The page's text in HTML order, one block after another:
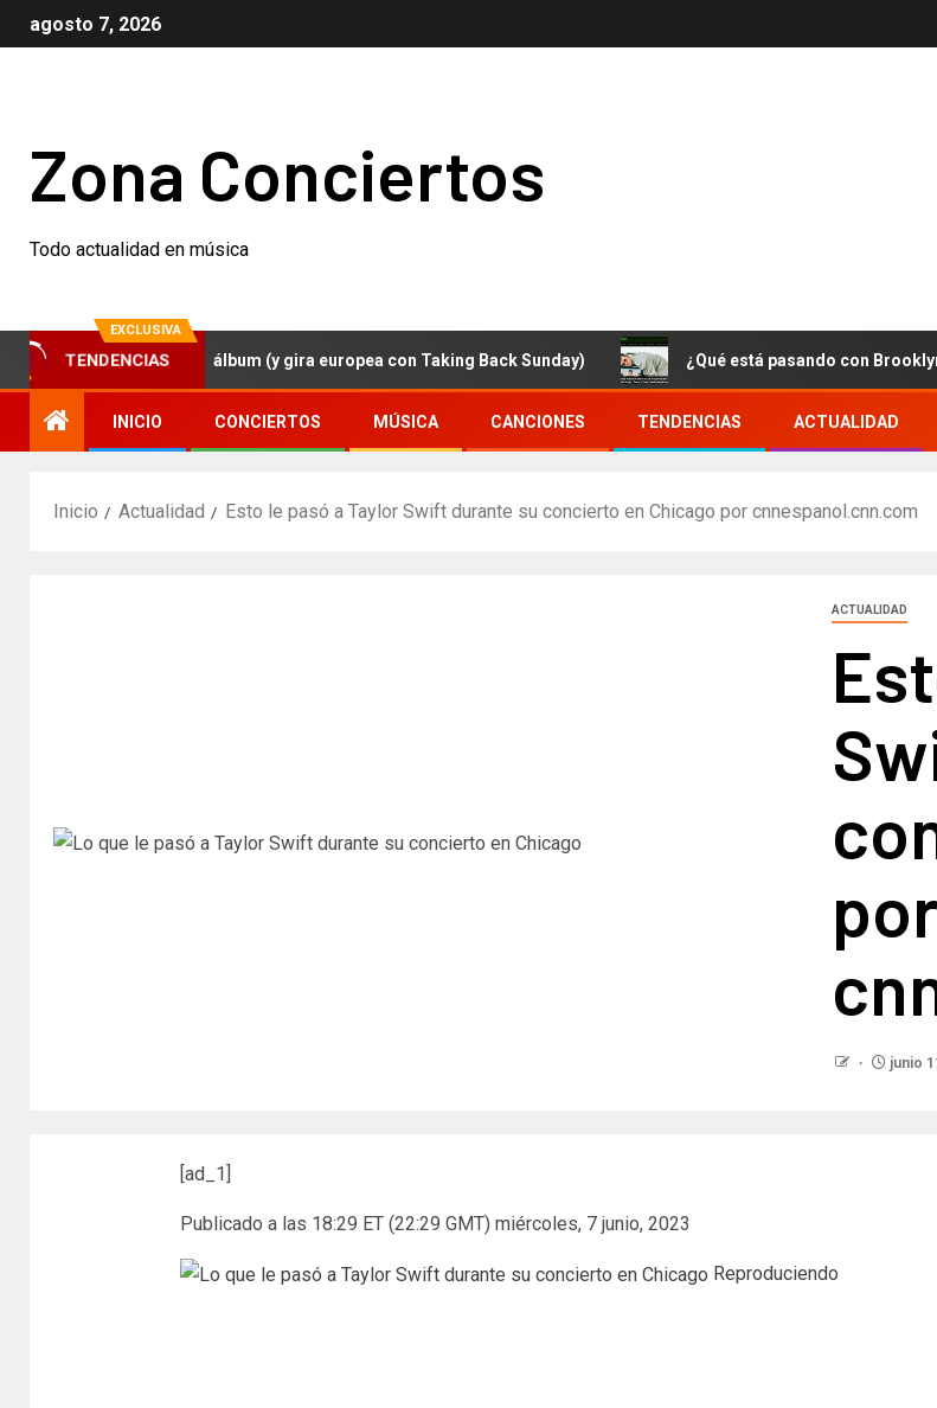
agosto 7, 2026
Zona Conciertos
Todo actualidad en música
EXCLUSIVA
TENDENCIAS
anuncian nuevo álbum (y gira europea con Taking Back Sunday) ¿Qué está pasando con Brooklyn
INICIO CONCIERTOS MÚSICA CANCIONES TENDENCIAS ACTUALIDAD
Inicio Actualidad Esto le pasó a Taylor Swift durante su concierto en Chicago por cnnespanol.cnn.com
ACTUALIDAD
por
junio
[ad_1]
Publicado a las 18:29 ET (22:29 GMT) miércoles, 7 junio, 2023
Reproduciendo